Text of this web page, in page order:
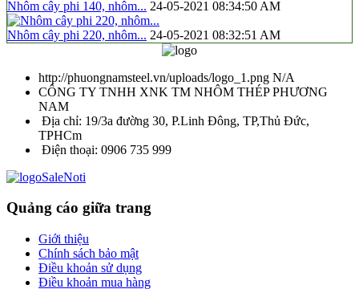
Nhôm cây phi 140, nhôm... 24-05-2021 08:34:50 AM
Nhôm cây phi 220, nhôm... 24-05-2021 08:32:51 AM
http://phuongnamsteel.vn/uploads/logo_1.png N/A
CÔNG TY TNHH XNK TM NHÔM THÉP PHƯƠNG
NAM
Địa chỉ: 19/3a đường 30, P.Linh Đông, TP,Thủ Đức,
TPHCm
Điện thoại: 0906 735 999
Quảng cáo giữa trang
Giới thiệu
Chính sách bảo mật
Điều khoản sử dụng
Điều khoản mua hàng